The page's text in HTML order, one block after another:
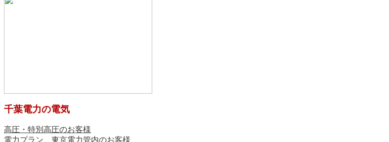
千葉電力の電気
高圧・特別高圧のお客様
電力プラン 東京電力管内のお客様